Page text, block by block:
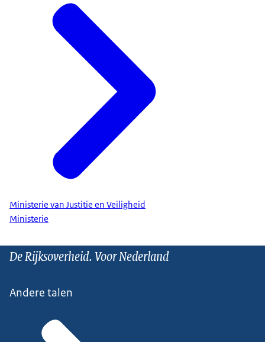
Ministerie van Justitie en Veiligheid
Ministerie
De Rijksoverheid. Voor Nederland
Andere talen